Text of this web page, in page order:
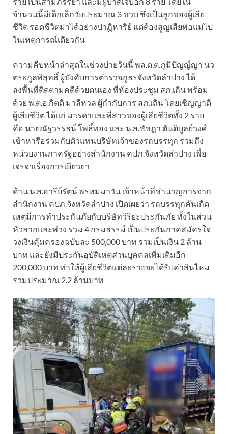
จำนวนนี้มีเด็กเล็กวัยประมาณ 3 ขวบ ซึ่งเป็นลูกของผู้เสีย
ชีวิต รอดชีวิตมาได้อย่างปาฏิหาริย์ แต่ต้องสูญเสียพ่อแม่ไป
ในเหตุการณ์เดียวกัน
ความคืบหน้าล่าสุดในช่วงบ่ายวันนี้ พล.ต.ต.ภูมิปัญญ์ญา นว
ตระกูลพิสุทธิ์ ผู้บังคับการตำรวจภูธรจังหวัดลำปาง ได้
ลงพื้นที่ติดตามคดีด้วยตนเอง ที่ห้องประชุม สภ.เถิน พร้อม
ด้วย พ.ต.อ.กิตติ มาลีหวล ผู้กำกับการ สภ.เถิน โดยเชิญญาติ
ผู้เสียชีวิต ได้แก่ มารดาและพี่สาวของผู้เสียชีวิตทั้ง 2 ราย
คือ นายณัฐวรรธน์ โพธิ์ทอง และ น.ส.ชัชฎา ตันติบูลย์วงศ์
เข้าหารือร่วมกับตัวแทนบริษัทเจ้าของรถบรรทุก รวมถึง
หน่วยงานภาครัฐอย่างสำนักงาน คปภ.จังหวัดลำปาง เพื่อ
เจรจาเรื่องการเยียวยา
ด้าน น.ส.อารีย์รัตน์ พรหมมาวัน เจ้าหน้าที่ชำนาญการจาก
สำนักงาน คปภ.จังหวัดลำปาง เปิดเผยว่า รถบรรทุกคันเกิด
เหตุมีการทำประกันภัยกับบริษัทวิริยะประกันภัย ทั้งในส่วน
หัวลากและพ่วง รวม 4 กรมธรรม์ เป็นประกันภาคสมัครใจ
วงเงินคุ้มครองฉบับละ 500,000 บาท รวมเป็นเงิน 2 ล้าน
บาท และยังมีประกันอุบัติเหตุส่วนบุคคลเพิ่มเติมอีก
200,000 บาท ทำให้ผู้เสียชีวิตแต่ละรายจะได้รับค่าสินไหม
รวมประมาณ 2.2 ล้านบาท